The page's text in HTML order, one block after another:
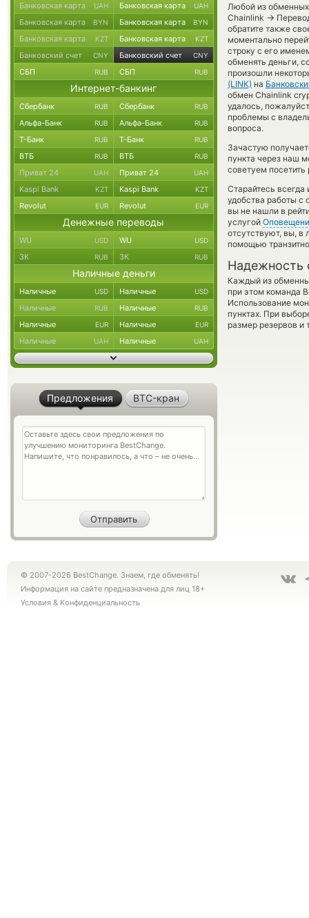
Любой из обменных
Chainlink →
обратите также
моментально
строку с его
обменять деньги,
произошли
(LINK) на
обмен Chainlink
удалось,
проблемы с
вопроса.
Зачастую
пункта через наш
советуем посетить
Старайтесь всегда
удобства работы с
вы не нашли в
услугой
отсутствуют, вы,
помощью
Надежность
Каждый из
при этом команда
Использование
пунктах. При
размер резервов и
Банковская карта UAH Банковская карта UAH
Банковская карта BYN Банковская карта BYN
Банковская карта KZT Банковская карта KZT
Банковский счет CNY Банковский счет CNY
СБП RUB СБП RUB
Интернет-банкинг
Сбербанк RUB Сбербанк RUB
Альфа-Банк RUB Альфа-Банк RUB
Т-Банк RUB Т-Банк RUB
ВТБ RUB ВТБ RUB
Приват 24 UAH Приват 24 UAH
Kaspi Bank KZT Kaspi Bank KZT
Revolut EUR Revolut EUR
Денежные переводы
WU USD WU USD
ЗК RUB ЗК RUB
Наличные деньги
Наличные USD Наличные USD
Наличные RUB Наличные RUB
Наличные EUR Наличные EUR
Наличные UAH Наличные UAH
Предложения BTC-кран
© 2007-2026 BestChange. Знаем, где обменять!
Информация на сайте предназначена для лиц 18+
Условия & Конфиденциальность